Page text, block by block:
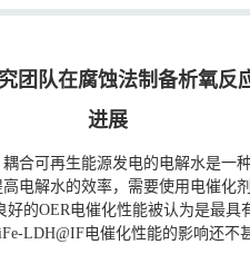
团队在腐蚀法制备析氧反
进展
合可再生能源发电的电解水是一
电解水的效率，需要使用电催化
的OER电催化性能被认为是最
LDH@IF电催化性能的影响还不